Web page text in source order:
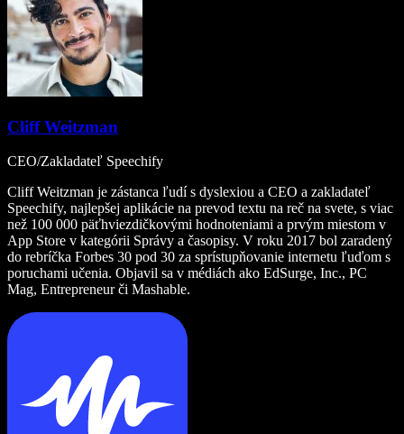
Cliff Weitzman
CEO/Zakladateľ Speechify
Cliff Weitzman je zástanca ľudí s dyslexiou a CEO a zakladateľ
Speechify, najlepšej aplikácie na prevod textu na reč na svete, s viac
než 100 000 päťhviezdičkovými hodnoteniami a prvým miestom v
App Store v kategórii Správy a časopisy. V roku 2017 bol zaradený
do rebríčka Forbes 30 pod 30 za sprístupňovanie internetu ľuďom s
poruchami učenia. Objavil sa v médiách ako EdSurge, Inc., PC
Mag, Entrepreneur či Mashable.